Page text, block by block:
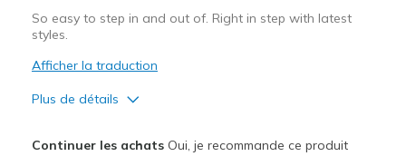
So easy to step in and out of. Right in step with latest
styles.
Afficher la traduction
Plus de détails
Continuer les achatsOui, je recommande ce produit